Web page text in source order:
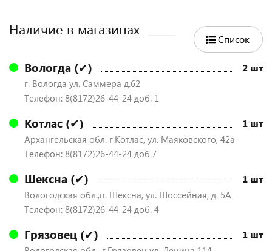
Наличие в магазинах
Список
Вологда (✔) 2 шт
г. Вологда ул. Саммера д.62
Телефон: 8(8172)26-44-24 доб. 1
Котлас (✔) 1 шт
Архангельская обл. г.Котлас, ул. Маяковского, 42а
Телефон: 8(8172)26-44-24 доб.7
Шексна (✔) 1 шт
Вологодская обл.,п. Шексна, ул. Шоссейная, д. 5А
Телефон: 8(8172)26-44-24 доб. 4
Грязовец (✔) 1 шт